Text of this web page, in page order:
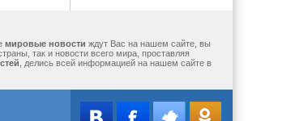
мировые новости ждут Вас на нашем сайте, вы
так и новости всего мира, проставляя
, делись всей информацией на нашем сайте в